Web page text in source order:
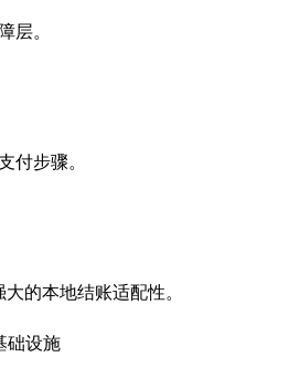
层。
付步骤。
的本地结账适配性。
础设施